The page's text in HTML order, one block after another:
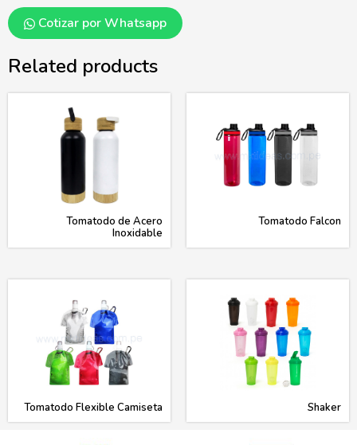
Cotizar por Whatsapp
Related products
Tomatodo de Acero
Inoxidable
Tomatodo Falcon
Tomatodo Flexible Camiseta Shaker